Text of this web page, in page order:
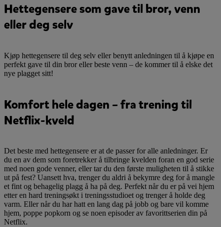
Hettegensere som gave til bror, venn
eller deg selv
Kjøp hettegensere til deg selv eller benytt anledningen til å kjøpe en
perfekt gave til din bror eller beste venn – de kommer til å elske det
nye plagget sitt!
Komfort hele dagen – fra trening til
Netflix-kveld
Det beste med hettegensere er at de passer for alle anledninger. Er
du en av dem som foretrekker å tilbringe kvelden foran en god serie
med noen gode venner, eller tar du den første muligheten til å stikke
ut på fest? Uansett hva, trenger du aldri å bekymre deg for å mangle
et fint og behagelig plagg å ha på deg. Perfekt når du er på vei hjem
etter en hard treningsøkt i treningsstudioet og trenger å holde deg
varm. Eller når du har hatt en lang dag på jobb og bare vil komme
hjem, poppe popkorn og se noen episoder av favorittserien din på
Netflix.